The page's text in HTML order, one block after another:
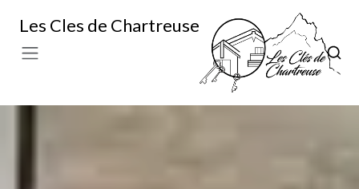
Les Cles de Chartreuse